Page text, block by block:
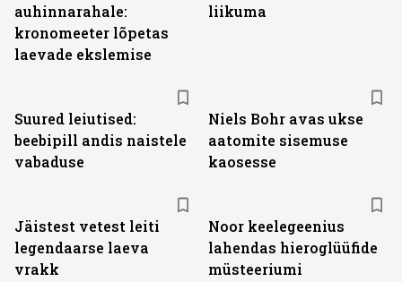
auhinnarahale:
kronomeeter lõpetas
laevade ekslemise
liikuma
Suured leiutised:
beebipill andis naistele
vabaduse
Niels Bohr avas ukse
aatomite sisemuse
kaosesse
Jäistest vetest leiti
legendaarse laeva
vrakk
Noor keelegeenius
lahendas hieroglüüfide
müsteeriumi